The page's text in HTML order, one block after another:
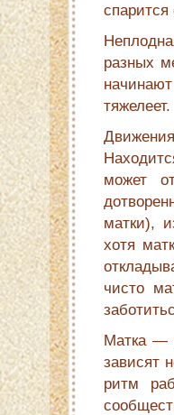
разных
тяжелеет.
может
матки),
хотя
чисто
Матка —
зависят
ритм